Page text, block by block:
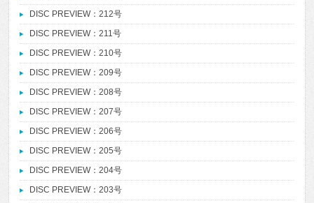
DISC PREVIEW：212号
DISC PREVIEW：211号
DISC PREVIEW：210号
DISC PREVIEW：209号
DISC PREVIEW：208号
DISC PREVIEW：207号
DISC PREVIEW：206号
DISC PREVIEW：205号
DISC PREVIEW：204号
DISC PREVIEW：203号